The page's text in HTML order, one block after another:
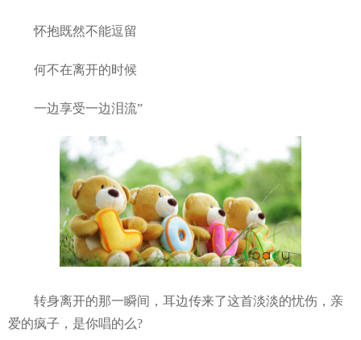
怀抱既然不能逗留
何不在离开的时候
一边享受一边泪流”
转身离开的那一瞬间，耳边传来了这首淡淡的忧伤，亲
爱的疯子，是你唱的么?